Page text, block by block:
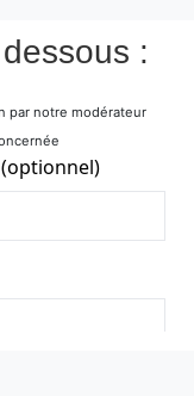
:
par notre modérateur